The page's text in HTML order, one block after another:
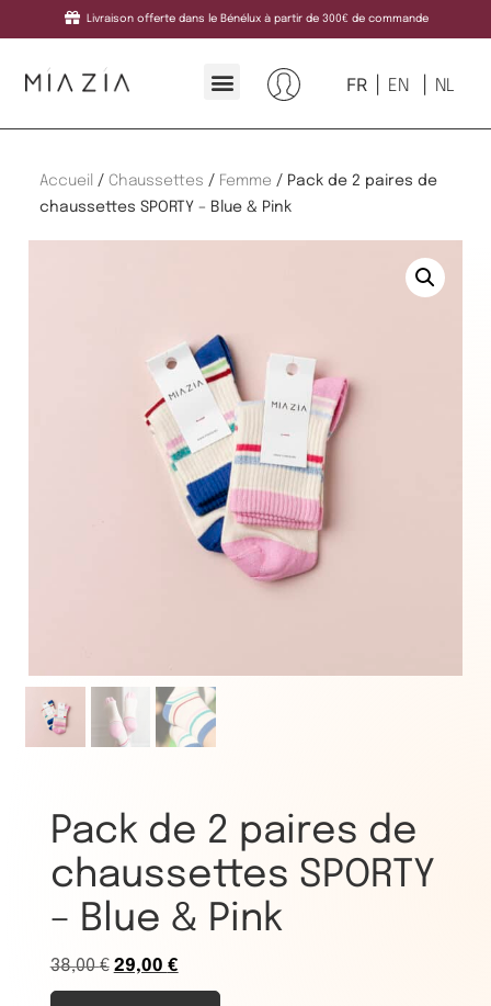
Livraison offerte dans le Bénélux à partir de 300€ de commande
FR EN NL
Accueil / Chaussettes / Femme / Pack de 2 paires de
chaussettes SPORTY – Blue & Pink
Pack de 2 paires de
chaussettes SPORTY
– Blue & Pink
38,00€ 29,00 €